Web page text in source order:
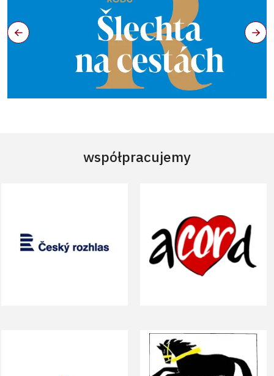
współpracujemy